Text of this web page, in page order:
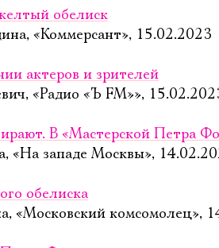
обелиск
«Коммерсант», 15.02.2023
актеров и зрителей
«Радио «Ъ FM»»,
В «Мастерской Петра
«На западе Москвы»,
обелиска
«Московский комсомолец»,